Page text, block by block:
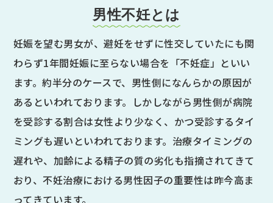
男性不妊とは
妊娠を望む男女が、避妊をせずに性交していたにも関
わらず1年間妊娠に至らない場合を「不妊症」といい
ます。約半分のケースで、男性側になんらかの原因が
あるといわれております。しかしながら男性側が病院
を受診する割合は女性より少なく、かつ受診するタイ
ミングも遅いといわれております。治療タイミングの
遅れや、加齢による精子の質の劣化も指摘されてきて
おり、不妊治療における男性因子の重要性は昨今高ま
ってきています。